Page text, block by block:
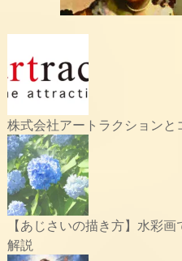
株式会社アートラクション
【あじさいの描き方】水彩
解説